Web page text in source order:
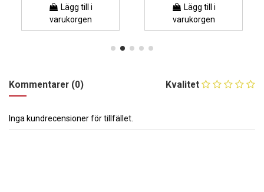
Lägg till i
varukorgen
Lägg till i
varukorgen
Kvalitet
Kommentarer (0)
Inga kundrecensioner för tillfället.